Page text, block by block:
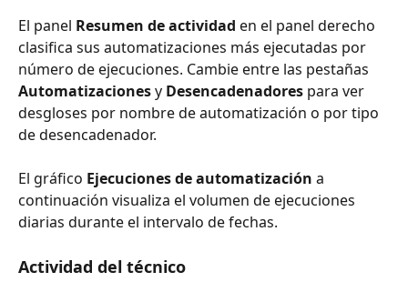
El panel Resumen de actividad en el panel derecho
clasifica sus automatizaciones más ejecutadas por
número de ejecuciones. Cambie entre las pestañas
Automatizaciones y Desencadenadores para ver
desgloses por nombre de automatización o por tipo
de desencadenador.
El gráfico Ejecuciones de automatización a
continuación visualiza el volumen de ejecuciones
diarias durante el intervalo de fechas.
Actividad del técnico